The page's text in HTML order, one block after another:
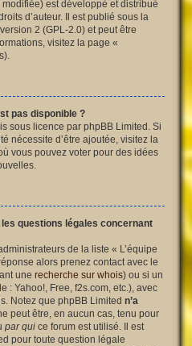
est développé et distribué
d’auteur. Il est publié sous la
2 (GPL-2.0) et peut être
visitez la page «
pas disponible ?
sous licence par phpBB Limited. Si
nécessite d’être ajoutée, visitez la
vous pouvez voter pour des idées
questions légales concernant
de la liste « L’équipe
alors prenez contact avec le
une recherche sur whois) ou si un
: Yahoo!, Free, f2s.com, etc.), avec
Notez que phpBB Limited n’a
peut être, en aucun cas, tenu pour
par qui ce forum est utilisé. Il est
pour toute question légale